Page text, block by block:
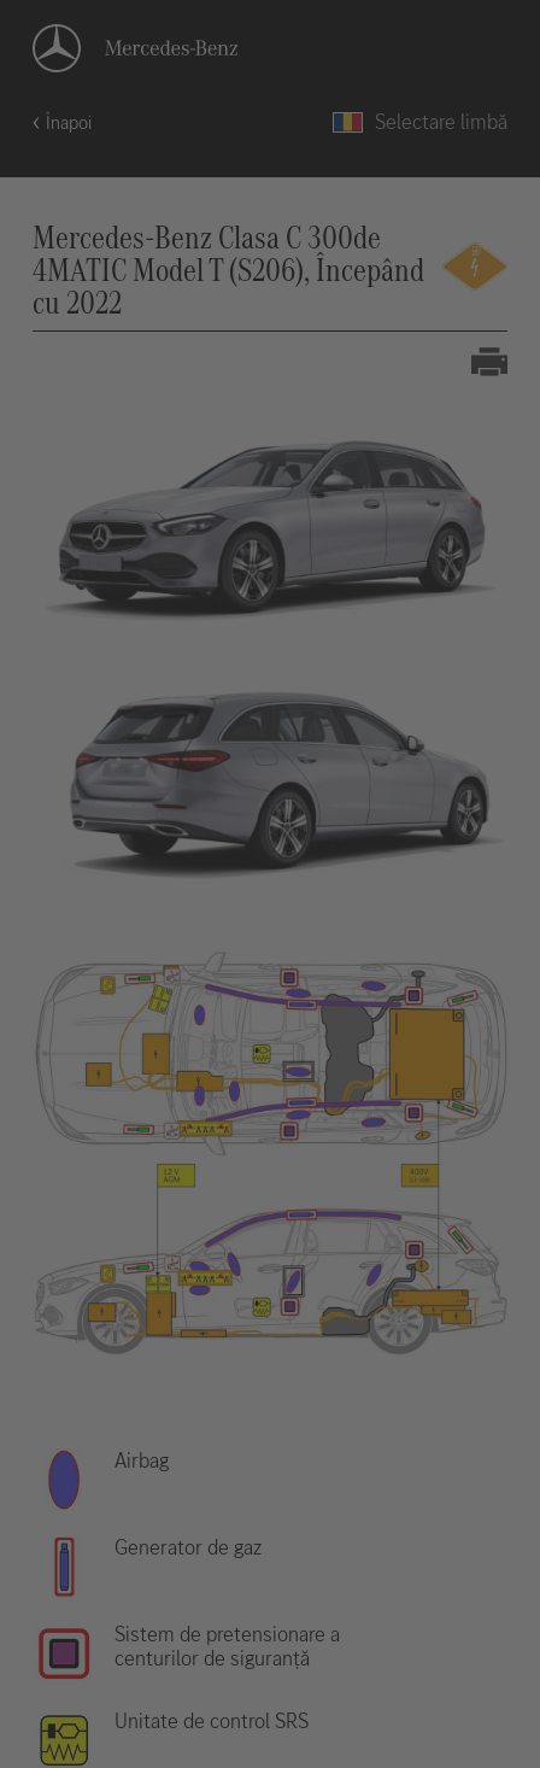
Înapoi Selectare limbă
Mercedes-Benz Clasa C 300de
4MATIC Model T (S206), Începând
cu 2022
Airbag
Generator de gaz
Sistem de pretensionare a
centurilor de siguranță
Unitate de control SRS